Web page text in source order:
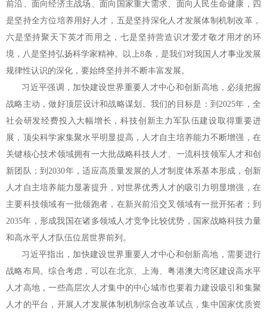
前沿、面向经济主战场、面向国家重大需求、面向人民生命健康，四
是坚持全方位培养用好人才，五是坚持深化人才发展体制机制改革，
六是坚持聚天下英才而用之，七是坚持营造识才爱才敬才用才的环
境，八是坚持弘扬科学家精神。以上8条，是我们对我国人才事业发展
规律性认识的深化，要始终坚持并不断丰富发展。
习近平强调，加快建设世界重要人才中心和创新高地，必须把握
战略主动，做好顶层设计和战略谋划。我们的目标是：到2025年，全
社会研发经费投入大幅增长，科技创新主力军队伍建设取得重要进
展，顶尖科学家集聚水平明显提高，人才自主培养能力不断增强，在
关键核心技术领域拥有一大批战略科技人才、一流科技领军人才和创
新团队；到2030年，适应高质量发展的人才制度体系基本形成，创新
人才自主培养能力显著提升，对世界优秀人才的吸引力明显增强，在
主要科技领域有一批领跑者，在新兴前沿交叉领域有一批开拓者；到
2035年，形成我国在诸多领域人才竞争比较优势，国家战略科技力量
和高水平人才队伍位居世界前列。
习近平指出，加快建设世界重要人才中心和创新高地，需要进行
战略布局。综合考虑，可以在北京、上海、粤港澳大湾区建设高水平
人才高地，一些高层次人才集中的中心城市也要着力建设吸引和集聚
人才的平台，开展人才发展体制机制综合改革试点，集中国家优质资